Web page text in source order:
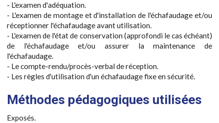
- L'examen d'adéquation.
- L'examen de montage et d'installation de l'échafaudage et/ou
réceptionner l'échafaudage avant utilisation.
- L'examen de l'état de conservation (approfondi le cas échéant)
de l'échafaudage et/ou assurer la maintenance de
l'échafaudage.
- Le compte-rendu/procès-verbal de réception.
- Les règles d'utilisation d'un échafaudage fixe en sécurité.
Méthodes pédagogiques utilisées
Exposés.